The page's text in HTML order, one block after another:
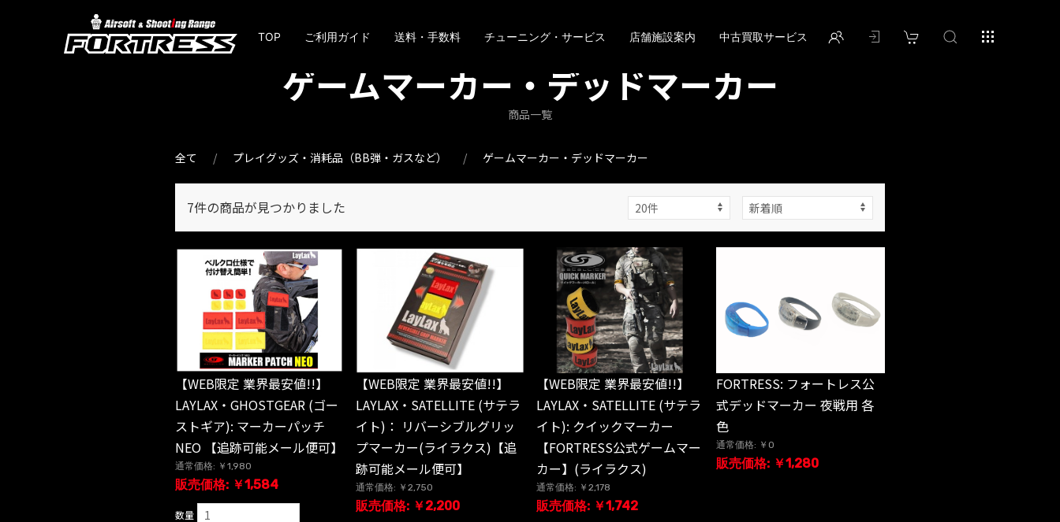
TOP ご利用ガイド 送料・手数料 チューニング・サービス 店舗施設案内 中古買取サービス
ゲームマーカー・デッドマーカー
商品一覧
全て プレイグッズ・消耗品（BB弾・ガスなど） ゲームマーカー・デッドマーカー
7件の商品が見つかりました
【WEB限定 業界最安値!!】
LAYLAX・GHOSTGEAR (ゴー
ストギア): マーカーパッチ
NEO 【追跡可能メール便可】
通常価格: ￥1,980
販売価格: ￥1,584
数量
【WEB限定 業界最安値!!】
LAYLAX・SATELLITE (サテラ
イト)： リバーシブルグリッ
プマーカー(ライラクス)【追
跡可能メール便可】
通常価格: ￥2,750
販売価格: ￥2,200
【WEB限定 業界最安値!!】
LAYLAX・SATELLITE (サテラ
イト): クイックマーカー
【FORTRESS公式ゲームマー
カー】(ライラクス)
通常価格: ￥2,178
販売価格: ￥1,742
FORTRESS: フォートレス公
式デッドマーカー 夜戦用 各
色
通常価格: ￥0
販売価格: ￥1,280